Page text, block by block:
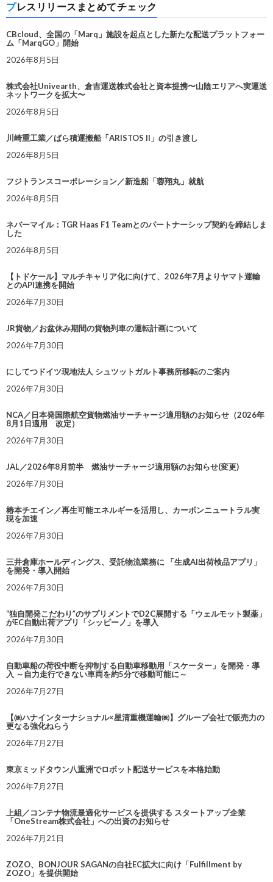
プレスリリースまとめてチェック
CBcloud、全国の「Marq」施設を起点とした新たな配送プラットフォー
ム「MarqGO」開始
2026年8月5日
株式会社Univearth、倉吉運送株式会社と資本提携〜山陰エリアへ実運送
ネットワークを拡大〜
2026年8月5日
川崎重工業／ばら積運搬船「ARISTOS II」の引き渡し
2026年8月5日
フジトランスコーポレーション／新造船「蓉翔丸」就航
2026年8月5日
ネバーマイル：TGR Haas F1 Teamとのパートナーシップ契約を締結しま
した
2026年8月5日
【トドケール】マルチキャリア化に向けて、2026年7月よりヤマト運輸
とのAPI連携を開始
2026年7月30日
JR貨物／お盆休み期間の貨物列車の運転計画について
2026年7月30日
にしてつドイツ現地法人 シュツットガルト事務所移転のご案内
2026年7月30日
NCA／日本発国際航空貨物燃油サーチャージ適用額のお知らせ（2026年
8月1日適用 改定）
2026年7月30日
JAL／2026年8月前半 燃油サーチャージ適用額のお知らせ(変更)
2026年7月30日
椿本チエイン／再生可能エネルギーを活用し、カーボンニュートラル実
現を加速
2026年7月30日
三井倉庫ホールディングス、受託物流業務に 「生成AI出荷検品アプリ」
を開発・導入開始
2026年7月30日
“独自開発こだわり”のサプリメントでD2C展開する「ウェルモット製薬」
がEC自動出荷アプリ「シッピーノ」を導入
2026年7月30日
自動車船の荷役中断を抑制する自動車移動用「スケーター」を開発・導
入 ～自力走行できない車両を約5分で移動可能に～
2026年7月27日
【㈱ハナインターナショナル×星清重機運輸㈱】グループ会社で販売力の
更なる強化ねらう
2026年7月27日
東京ミッドタウン八重洲でロボット配送サービスを本格始動
2026年7月27日
上組／コンテナ物流最適化サービスを提供する スタートアップ企業
「OneStream株式会社」への出資のお知らせ
2026年7月21日
ZOZO、BONJOUR SAGANの自社EC拡大に向け「Fulfillment by
ZOZO」を提供開始